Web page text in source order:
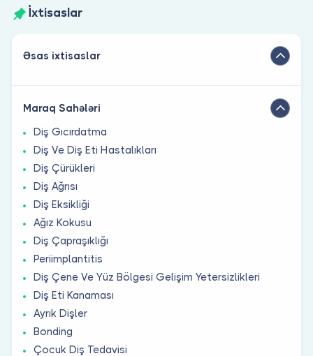
İxtisaslar
Əsas ixtisaslar
Maraq Sahələri
Diş Gıcırdatma
Diş Ve Diş Eti Hastalıkları
Diş Çürükleri
Diş Ağrısı
Diş Eksikliği
Ağız Kokusu
Diş Çapraşıklığı
Periimplantitis
Diş Çene Ve Yüz Bölgesi Gelişim Yetersizlikleri
Diş Eti Kanaması
Ayrık Dişler
Bonding
Çocuk Diş Tedavisi